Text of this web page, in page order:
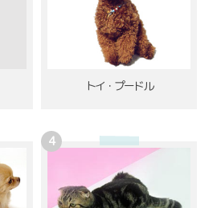
トイ・プードル